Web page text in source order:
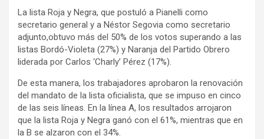
La lista Roja y Negra, que postuló a Pianelli como
secretario general y a Néstor Segovia como secretario
adjunto,obtuvo más del 50% de los votos superando a las
listas Bordó-Violeta (27%) y Naranja del Partido Obrero
liderada por Carlos ‘Charly’ Pérez (17%).
De esta manera, los trabajadores aprobaron la renovación
del mandato de la lista oficialista, que se impuso en cinco
de las seis líneas. En la línea A, los resultados arrojaron
que la lista Roja y Negra ganó con el 61%, mientras que en
la B se alzaron con el 34%.